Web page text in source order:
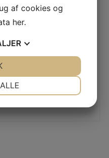
500 ML –
af cookies og
her.